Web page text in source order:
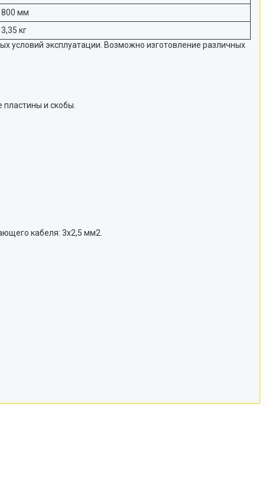
800 мм
3,35 кг
условий эксплуатации. Возможно изготовление различных
и скобы.
кабеля: 3х2,5 мм2.